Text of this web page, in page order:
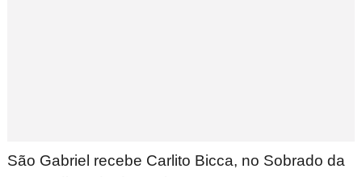
São Gabriel recebe Carlito Bicca, no Sobrado da